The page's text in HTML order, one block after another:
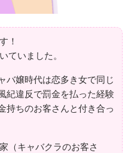
ス
テ
ム
は
！
ていました。
バ嬢時代は恋多き女で同じ
紀違反で罰金を払った経験
持ちのお客さんと付き合っ
（キャバクラのお客さ